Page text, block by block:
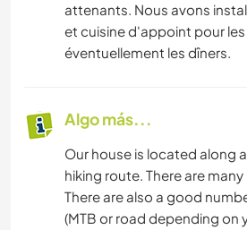
attenants. Nous avons
et cuisine d'appoint pour
éventuellement les dîners.
Algo más...
Our house is located along
hiking route. There are many
There are also a good
(MTB or road depending on